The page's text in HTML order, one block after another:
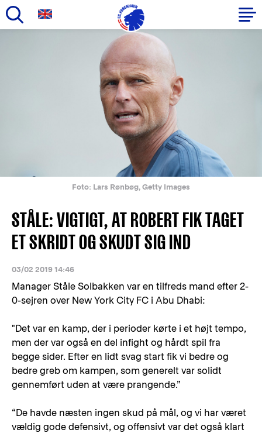
Foto: Lars Rønbøg, Getty Images
STÅLE: VIGTIGT, AT ROBERT FIK TAGET
ET SKRIDT OG SKUDT SIG IND
03/02 2019 14:46
Manager Ståle Solbakken var en tilfreds mand efter 2-
0-sejren over New York City FC i Abu Dhabi:
"Det var en kamp, der i perioder kørte i et højt tempo,
men der var også en del infight og hårdt spil fra
begge sider. Efter en lidt svag start fik vi bedre og
bedre greb om kampen, som generelt var solidt
gennemført uden at være prangende.”
“De havde næsten ingen skud på mål, og vi har været
vældig gode defensivt, og offensivt var det også klart